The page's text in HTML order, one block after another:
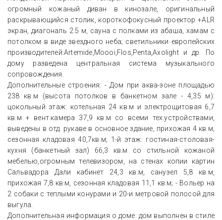
огромный кожаный диван в кинозале, оригинальный
раскрывающийся столик, короткофокусный проектор +ALR
экран, диагональ 2.5 м, сауна с полками из абаша, хамам с
потолком в виде звездного неба; светильники европейских
производителей:Artemide,Moooi,Flos,Penta,Axolight и др. По
дому разведена центральная система музыкального
сопровождения.
Дополнительные строения: - Дом при аква-зоне площадью
238 кв.м (высота потолков в банкетном зале - 4,35 м):
цокольный этаж: котельная 24 кв.м и электрощитовая 6,7
кв.м + вент.камера 37,9 кв.м со всеми тех.устройствами,
выведены в отд. рукаве в основное здание, прихожая 4 кв.м,
сезонная кладовая 40,7кв.м; 1-й этаж: гостиная-столовая-
кухня (банкетный зал) 66,3 кв.м со стильной кожаной
мебелью,огромным телевизором, на стенах копии картин
Сальвадора Дали кабинет 24,3 кв.м, санузел 5,8 кв.м,
прихожая 7,8 кв.м, сезонная кладовая 11,1 кв.м; - Вольер на
2 собаки с теплыми конурами и 20-и метровой полосой для
выгула.
Дополнительная информация о доме: дом выполнен в стиле